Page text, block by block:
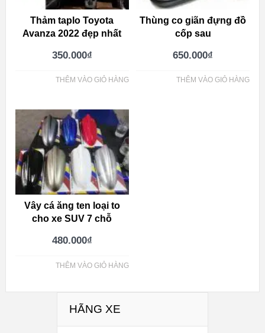
Thảm taplo Toyota
Avanza 2022 đẹp nhất
350.000₫
THÊM VÀO GIỎ HÀNG
Thùng co giãn đựng đồ
cốp sau
650.000₫
THÊM VÀO GIỎ HÀNG
Vây cá ăng ten loại to
cho xe SUV 7 chỗ
480.000₫
THÊM VÀO GIỎ HÀNG
HÃNG XE